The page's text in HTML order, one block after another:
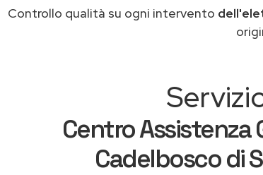
Controllo qualità su ogni intervento
Centro Assistenza
Cadelbosco di